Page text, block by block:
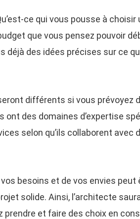
ce qui vous pousse à choisir
que vous pensez pouvoir
déjà des idées précises sur ce
différents si vous prévoyez
des domaines d’expertise
selon qu’ils collaborent avec
besoins et de vos envies peut
solide. Ainsi, l’architecte
prendre et faire des choix en